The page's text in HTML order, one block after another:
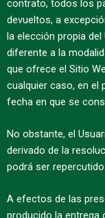
contrato, todos los
devueltos, a
la elección propia del
diferente a la
que ofrece el Sitio
cualquier caso, en el
fecha en que se
No obstante, el
derivado de la
podrá ser repercutido.
A efectos de las
producido la entrega